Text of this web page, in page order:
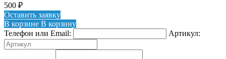
500 ₽
Оставить заявку
В корзине В корзину
Телефон или Email:
Артикул: